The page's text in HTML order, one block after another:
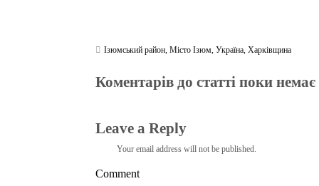
Ізюмський район,Місто Ізюм,Україна,Харківщина
Коментарів до статті поки немає
Leave a Reply
Your email address will not be published.
Comment